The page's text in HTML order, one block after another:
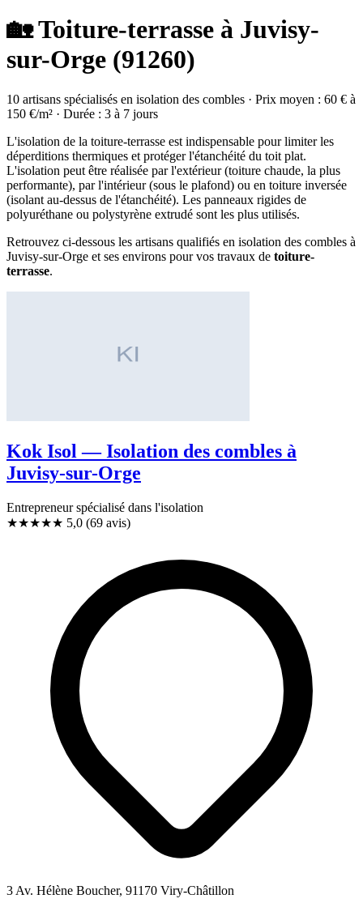
🏡 Toiture-terrasse à Juvisy-
sur-Orge (91260)
10 artisans spécialisés en isolation des combles · Prix moyen : 60 € à
150 €/m² · Durée : 3 à 7 jours
L'isolation de la toiture-terrasse est indispensable pour limiter les
déperditions thermiques et protéger l'étanchéité du toit plat.
L'isolation peut être réalisée par l'extérieur (toiture chaude, la plus
performante), par l'intérieur (sous le plafond) ou en toiture inversée
(isolant au-dessus de l'étanchéité). Les panneaux rigides de
polyuréthane ou polystyrène extrudé sont les plus utilisés.
Retrouvez ci-dessous les artisans qualifiés en isolation des combles à
Juvisy-sur-Orge et ses environs pour vos travaux de toiture-
terrasse.
Kok Isol — Isolation des combles à
Juvisy-sur-Orge
Entrepreneur spécialisé dans l'isolation
★★★★★ 5,0 (69 avis)
3 Av. Hélène Boucher, 91170 Viry-Châtillon